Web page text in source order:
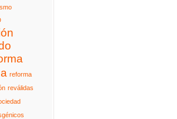
reforma
reválidas